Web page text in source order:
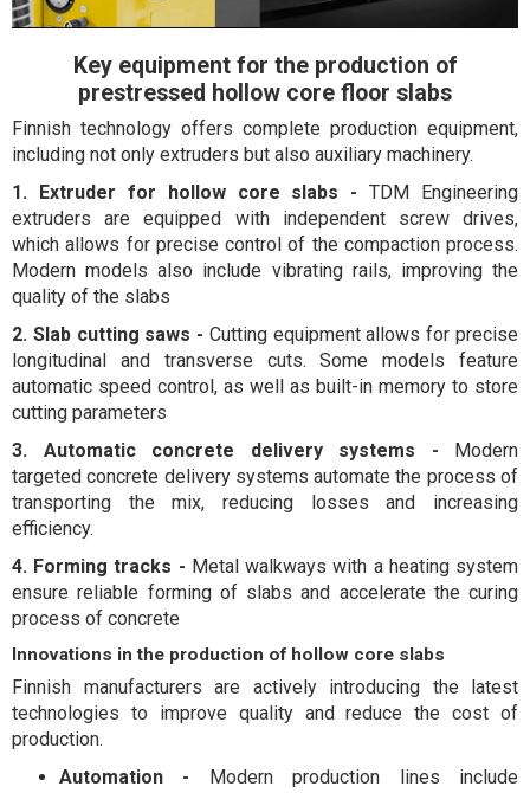
Key equipment for the production of
prestressed hollow core floor slabs
Finnish technology offers complete production equipment,
including not only extruders but also auxiliary machinery.
1. Extruder for hollow core slabs - TDM Engineering
extruders are equipped with independent screw drives,
which allows for precise control of the compaction process.
Modern models also include vibrating rails, improving the
quality of the slabs
2. Slab cutting saws - Cutting equipment allows for precise
longitudinal and transverse cuts. Some models feature
automatic speed control, as well as built-in memory to store
cutting parameters
3. Automatic concrete delivery systems - Modern
targeted concrete delivery systems automate the process of
transporting the mix, reducing losses and increasing
efficiency.
4. Forming tracks - Metal walkways with a heating system
ensure reliable forming of slabs and accelerate the curing
process of concrete
Innovations in the production of hollow core slabs
Finnish manufacturers are actively introducing the latest
technologies to improve quality and reduce the cost of
production.
Automation - Modern production lines include